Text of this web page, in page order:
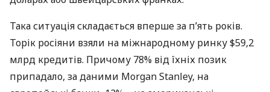
Така ситуація складається вперше за п’ять років.
Торік росіяни взяли на міжнародному ринку $59,2
млрд кредитів. Причому 78% від їхніх позик
припадало, за даними Morgan Stanley, на